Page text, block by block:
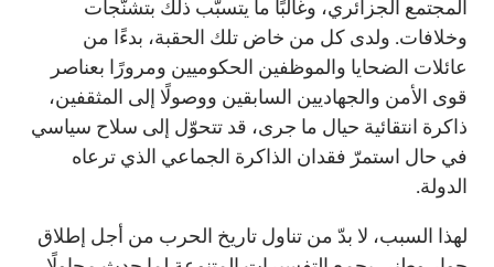
المجتمع الجزائري، وغالبًا ما يتسبّب ذلك بتشنّجات
وخلافات. ولدى كل من خاض تلك الحقبة، بدءًا من
عائلات الضحايا والموظفين الحكوميين ومرورًا بعناصر
قوى الأمن والجهاديين السابقين ووصولًا إلى المثقفين،
ذاكرة انتقائية حيال ما جرى، قد تتحوّل إلى سلاح سياسي
في حال استمرّ فقدان الذاكرة الجماعي الذي ترعاه
الدولة.
لهذا السبب، لا بدّ من تناول تاريخ الحرب من أجل إطلاق